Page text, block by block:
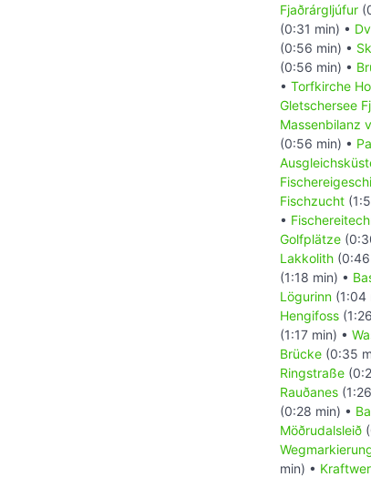
Fjaðrárgljúfur
(0:31 min) •
(0:56 min) •
(0:56 min) •
• Torfkirche
Gletschersee
Massenbilanz
(0:56 min) •
Fischzucht
•
Golfplätze
Lakkolith
(1:18 min) •
Lögurinn (1:04
Hengifoss
(1:17 min) •
Brücke (0:35
Ringstraße
Rauðanes
(0:28 min) •
Möðrudalsleið
min) •